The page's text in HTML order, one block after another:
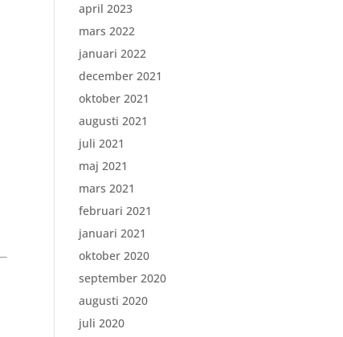
april 2023
mars 2022
januari 2022
december 2021
oktober 2021
augusti 2021
juli 2021
maj 2021
mars 2021
februari 2021
januari 2021
oktober 2020
september 2020
augusti 2020
juli 2020